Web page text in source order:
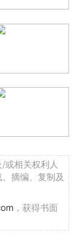
或相关权利人
摘编、复制及
，获得书面